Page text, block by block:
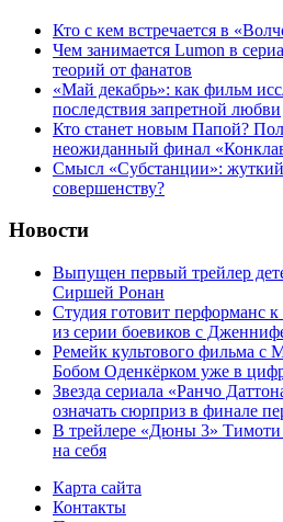
Кто с кем встречается в
Чем занимается Lumon в
теорий от фанатов
«Май декабрь»: как фильм
последствия запретной любви
Кто станет новым Папой?
неожиданный финал
Cмысл «Субстанции»:
совершенству?
Новости
Выпущен первый трейлер
Сиршей Ронан
Студия готовит перформанс
из серии боевиков с
Ремейк культового фильма с
Бобом Оденкёрком уже в
Звезда сериала «Ранчо
означать сюрприз в финале
В трейлере «Дюны 3»
на себя
Карта сайта
Контакты